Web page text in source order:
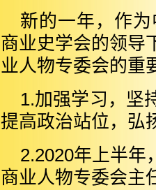
新的一年，作
商业史学会的领导
业人物专委会的重
1.加强学习，坚
提高政治站位，弘
2.2020年上半年
商业人物专委会主